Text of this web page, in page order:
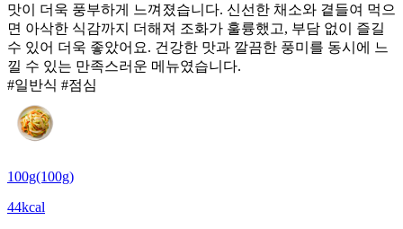
맛이 더욱 풍부하게 느껴졌습니다. 신선한 채소와 곁들여 먹으
면 아삭한 식감까지 더해져 조화가 훌륭했고, 부담 없이 즐길
수 있어 더욱 좋았어요. 건강한 맛과 깔끔한 풍미를 동시에 느
낄 수 있는 만족스러운 메뉴였습니다.
#일반식 #점심
100g(100g)
44kcal